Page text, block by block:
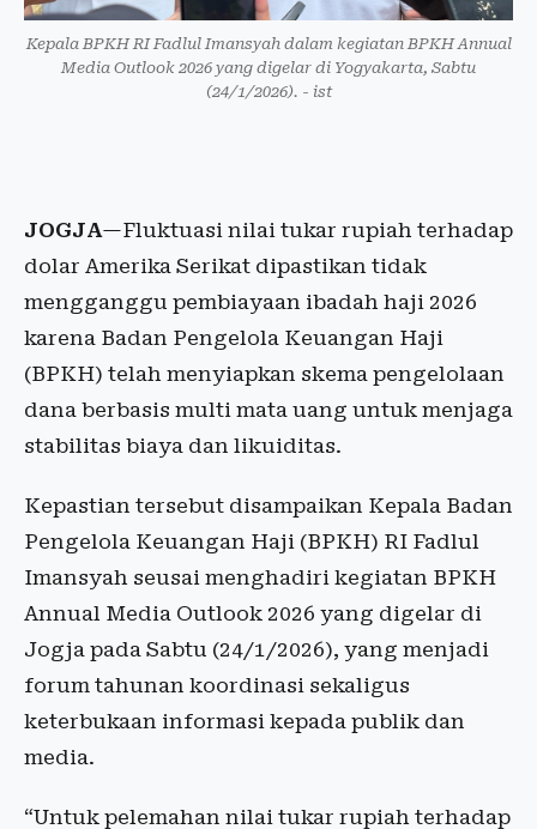
Kepala BPKH RI Fadlul Imansyah dalam kegiatan BPKH Annual
Media Outlook 2026 yang digelar di Yogyakarta, Sabtu
(24/1/2026). - ist
JOGJA—Fluktuasi nilai tukar rupiah terhadap
dolar Amerika Serikat dipastikan tidak
mengganggu pembiayaan ibadah haji 2026
karena Badan Pengelola Keuangan Haji
(BPKH) telah menyiapkan skema pengelolaan
dana berbasis multi mata uang untuk menjaga
stabilitas biaya dan likuiditas.
Kepastian tersebut disampaikan Kepala Badan
Pengelola Keuangan Haji (BPKH) RI Fadlul
Imansyah seusai menghadiri kegiatan BPKH
Annual Media Outlook 2026 yang digelar di
Jogja pada Sabtu (24/1/2026), yang menjadi
forum tahunan koordinasi sekaligus
keterbukaan informasi kepada publik dan
media.
“Untuk pelemahan nilai tukar rupiah terhadap